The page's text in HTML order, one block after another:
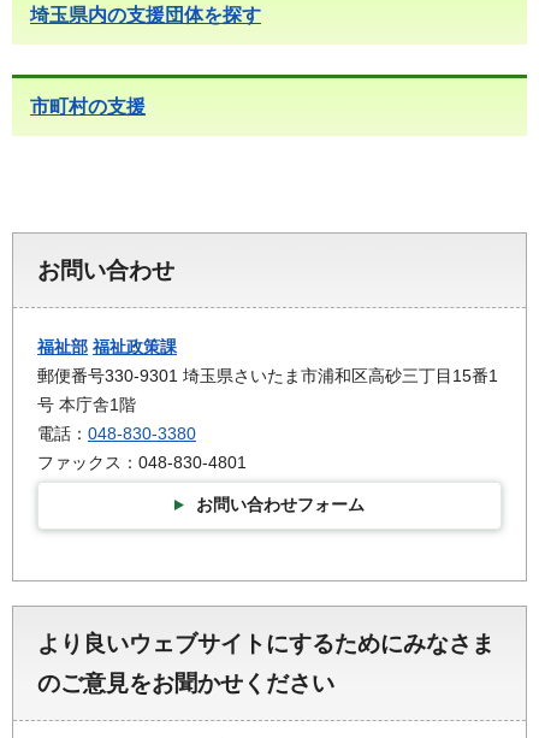
埼玉県内の支援団体を探す
市町村の支援
お問い合わせ
福祉部 福祉政策課
郵便番号330-9301 埼玉県さいたま市浦和区高砂三丁目15番1
号 本庁舎1階
電話： 048-830-3380
ファックス：048-830-4801
お問い合わせフォーム
より良いウェブサイトにするためにみなさま
のご意見をお聞かせください